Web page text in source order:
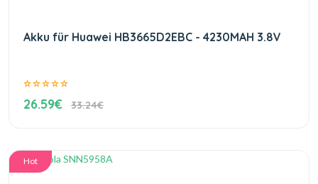
Akku für Huawei HB3665D2EBC - 4230MAH 3.8V
26.59€ 33.24€
Hot